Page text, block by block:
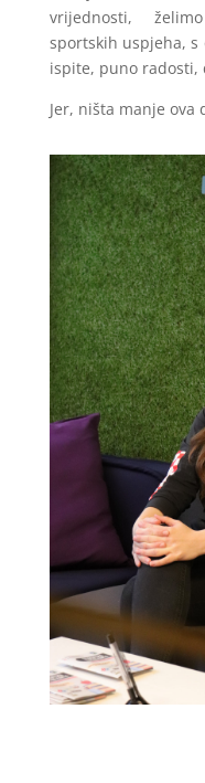
vrijednosti,
sportskih uspjeha, s
ispite, puno radosti,
Jer, ništa manje ova